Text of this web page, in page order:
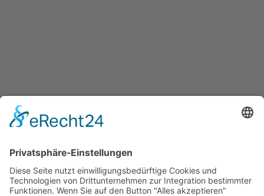
Stopp! Schluss mit Chemie, her
mit natürlichen Lösungen!